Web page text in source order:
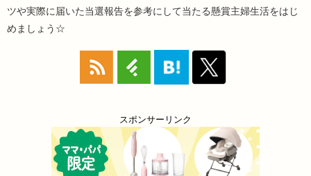
ツや実際に届いた当選報告を参考にして当たる懸賞主婦生活をはじ
めましょう☆
スポンサーリンク